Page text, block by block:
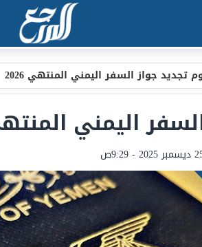
جواز السفر اليمني المنتهي 2026
اليمني المنتهي
- 9:29ص